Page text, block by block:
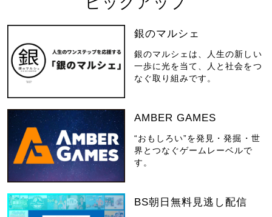
銀のマルシェ
銀のマルシェは、人生の新しい
一歩に光を当て、人と社会をつ
なぐ取り組みです。
AMBER GAMES
“おもしろい”を発見・発掘・世
界とつなぐゲームレーベルで
す。
BS朝日無料見逃し配信